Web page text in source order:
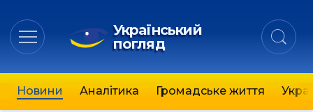
Український
погляд
Новини Аналітика Громадське життя